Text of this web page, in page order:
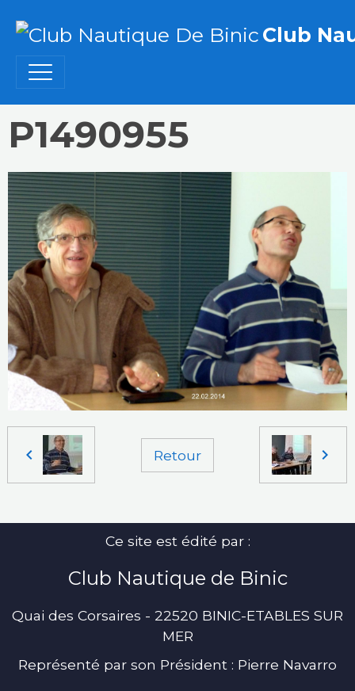
Club
P1490955
Retour
Ce site est édité par :
Club Nautique de Binic
Quai des Corsaires - 22520 BINIC-ETABLES SUR
MER
Représenté par son Président : Pierre Navarro